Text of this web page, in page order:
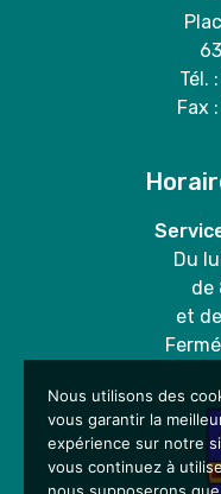
Tél.
Fax
Du
de
et
Nous utilisons des
vous garantir la
expérience sur notre
vous continuez à